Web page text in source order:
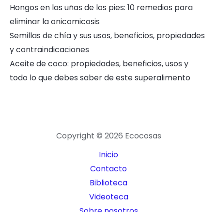
Hongos en las uñas de los pies: 10 remedios para
eliminar la onicomicosis
Semillas de chía y sus usos, beneficios, propiedades
y contraindicaciones
Aceite de coco: propiedades, beneficios, usos y
todo lo que debes saber de este superalimento
Copyright © 2026 Ecocosas
Inicio
Contacto
Biblioteca
Videoteca